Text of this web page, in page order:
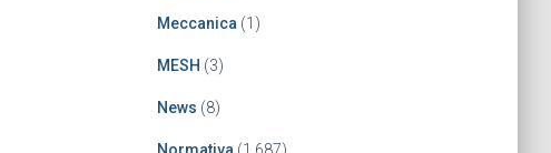
Meccanica (1)
MESH (3)
News (8)